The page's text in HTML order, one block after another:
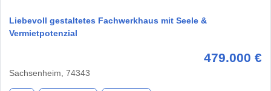
Liebevoll gestaltetes Fachwerkhaus mit Seele &
Vermietpotenzial
479.000 €
Sachsenheim, 74343